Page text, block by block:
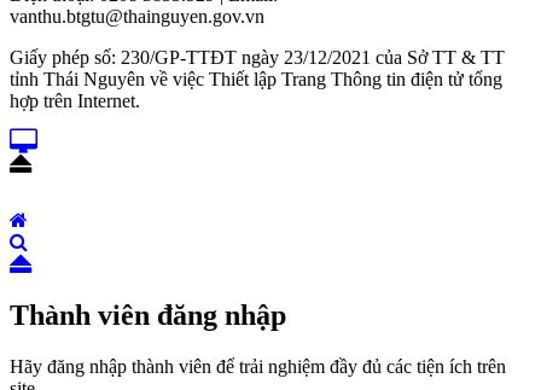
vanthu.btgtu@thainguyen.gov.vn
Giấy phép số: 230/GP-TTĐT ngày 23/12/2021 của Sở TT & TT
tỉnh Thái Nguyên về việc Thiết lập Trang Thông tin điện tử tổng
hợp trên Internet.
Thành viên đăng nhập
Hãy đăng nhập thành viên để trải nghiệm đầy đủ các tiện ích trên